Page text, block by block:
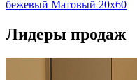
бежевый Матовый 20x60
Лидеры продаж